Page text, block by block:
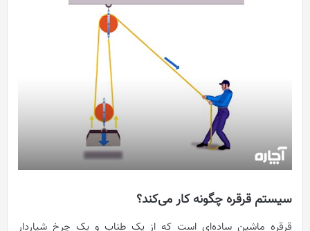
سیستم قرقره چگونه کار می‌کند؟
قرقره ماشین ساده‌ای است که از یک طناب و یک چرخ شیاردار